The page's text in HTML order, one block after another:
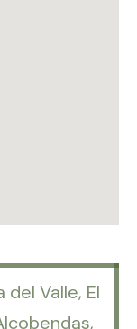
del Valle, El